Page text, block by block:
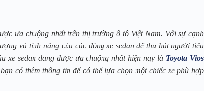
ưa chuộng nhất trên thị trường ô tô Việt Nam. Với sự cạnh
và tính năng của các dòng xe sedan để thu hút người tiêu
xe sedan đang được ưa chuộng nhất hiện nay là Toyota Vios
có thêm thông tin để có thể lựa chọn một chiếc xe phù hợp